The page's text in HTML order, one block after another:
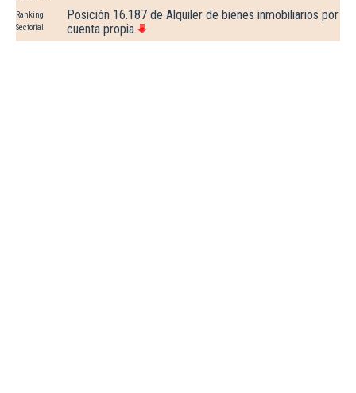
Ranking
Sectorial
Posición 16.187 de Alquiler de bienes inmobiliarios por
cuenta propia